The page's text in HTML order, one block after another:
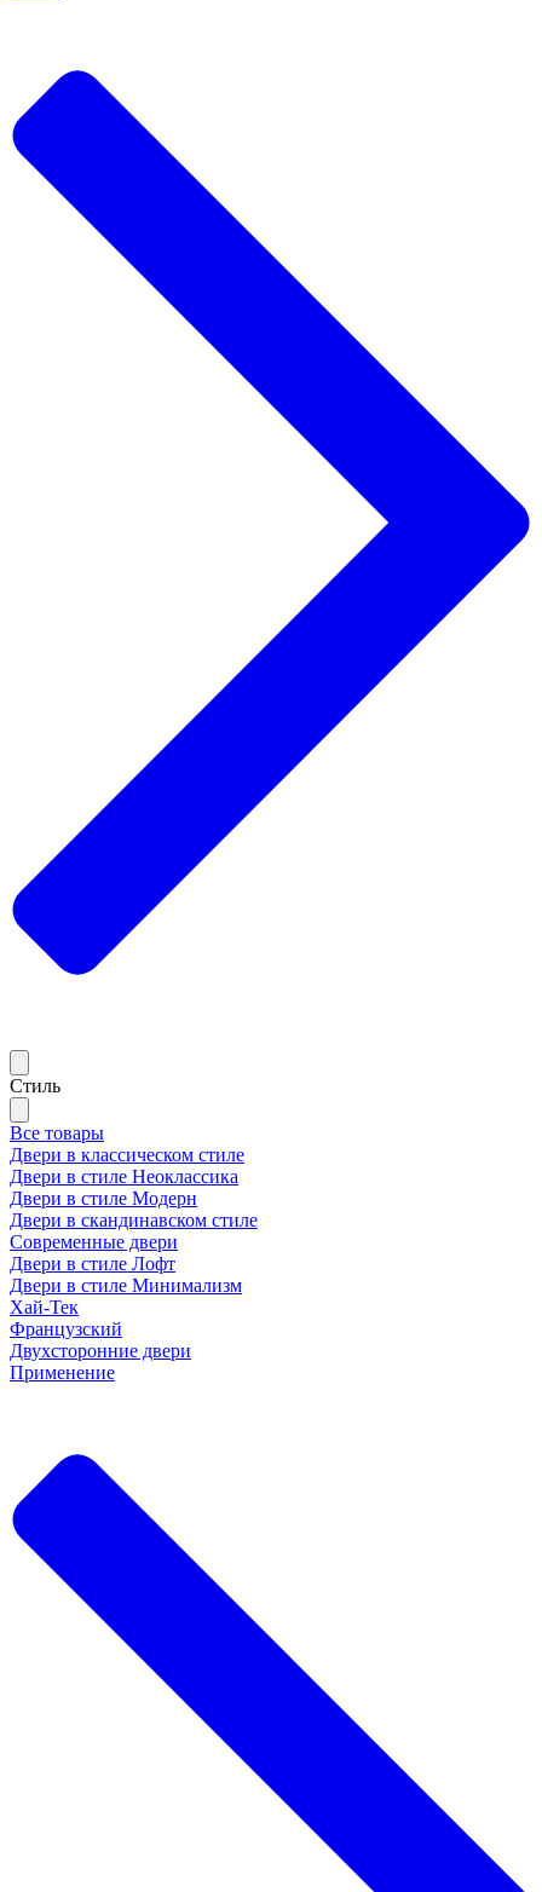
Стиль
Все товары
Двери в классическом стиле
Двери в стиле Неоклассика
Двери в стиле Модерн
Двери в скандинавском стиле
Современные двери
Двери в стиле Лофт
Двери в стиле Минимализм
Хай-Тек
Французский
Двухсторонние двери
Применение